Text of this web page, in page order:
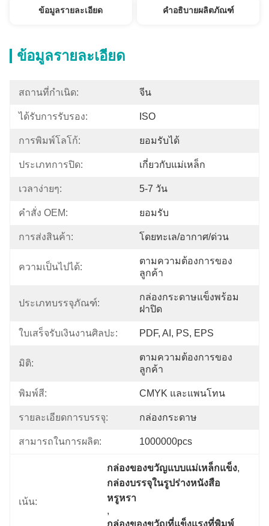
ข้อมูลรายละเอียด คำอธิบายผลิตภัณฑ์
ข้อมูลรายละเอียด
สถานที่กำเนิด: จีน
ได้รับการรับรอง: ISO
การพิมพ์โลโก้: ยอมรับได้
ประเภทการปิด: เกี่ยวกับแม่เหล็ก
เวลาง่ายๆ: 5-7 วัน
คำสั่ง OEM: ยอมรับ
การส่งสินค้า: โดยทะเล/อากาศ/ด่วน
ความเป็นไปได้:
ตามความต้องการของ
ลูกค้า
ประเภทบรรจุภัณฑ์:
กล่องกระดาษแข็งพร้อม
ฝาปิด
ใบเสร็จรับเงินงานศิลปะ: PDF, AI, PS, EPS
มิติ:
ตามความต้องการของ
ลูกค้า
พิมพ์สี: CMYK และแพนโทน
รายละเอียดการบรรจุ: กล่องกระดาษ
สามารถในการผลิต: 1000000pcs
เน้น:
กล่องของขวัญแบบแม่เหล็กแข็ง,
กล่องบรรจุในรูปร่างหนังสือ
หรูหรา
,
กล่องของขวัญที่แข็งแรงที่พิมพ์